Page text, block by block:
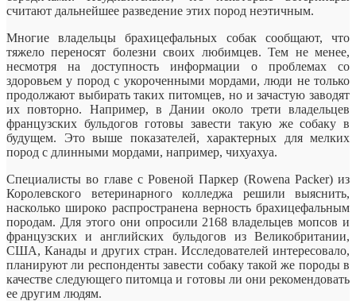
считают дальнейшее разведение этих пород неэтичным.
Многие владельцы брахицефальных собак сообщают, что
тяжело переносят болезни своих любимцев. Тем не менее,
несмотря на доступность информации о проблемах со
здоровьем у пород с укороченными мордами, люди не только
продолжают выбирать таких питомцев, но и зачастую заводят
их повторно. Например, в Дании около трети владельцев
французских бульдогов готовы завести такую же собаку в
будущем. Это выше показателей, характерных для мелких
пород с длинными мордами, например, чихуахуа.
Специалисты во главе с Ровеной Паркер (Rowena Packer) из
Королевского ветеринарного колледжа решили выяснить,
насколько широко распространена верность брахицефальным
породам. Для этого они опросили 2168 владельцев мопсов и
французских и английских бульдогов из Великобритании,
США, Канады и других стран. Исследователей интересовало,
планируют ли респонденты завести собаку такой же породы в
качестве следующего питомца и готовы ли они рекомендовать
ее другим людям.